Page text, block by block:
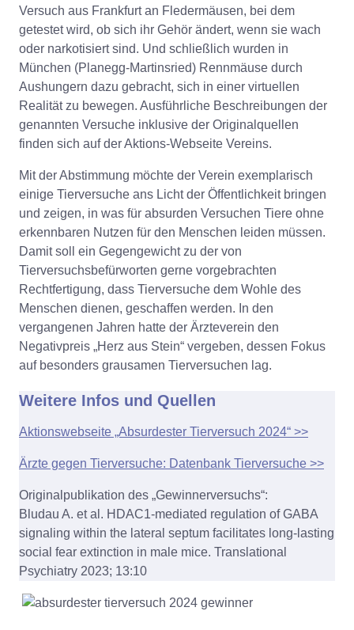
Versuch aus Frankfurt an Fledermäusen, bei dem
getestet wird, ob sich ihr Gehör ändert, wenn sie wach
oder narkotisiert sind. Und schließlich wurden in
München (Planegg-Martinsried) Rennmäuse durch
Aushungern dazu gebracht, sich in einer virtuellen
Realität zu bewegen. Ausführliche Beschreibungen der
genannten Versuche inklusive der Originalquellen
finden sich auf der Aktions-Webseite Vereins.
Mit der Abstimmung möchte der Verein exemplarisch
einige Tierversuche ans Licht der Öffentlichkeit bringen
und zeigen, in was für absurden Versuchen Tiere ohne
erkennbaren Nutzen für den Menschen leiden müssen.
Damit soll ein Gegengewicht zu der von
Tierversuchsbefürworten gerne vorgebrachten
Rechtfertigung, dass Tierversuche dem Wohle des
Menschen dienen, geschaffen werden. In den
vergangenen Jahren hatte der Ärzteverein den
Negativpreis „Herz aus Stein“ vergeben, dessen Fokus
auf besonders grausamen Tierversuchen lag.
Weitere Infos und Quellen
Aktionswebseite „Absurdester Tierversuch 2024“ >>
Ärzte gegen Tierversuche: Datenbank Tierversuche >>
Originalpublikation des „Gewinnerversuchs“:
Bludau A. et al. HDAC1-mediated regulation of GABA
signaling within the lateral septum facilitates long-lasting
social fear extinction in male mice. Translational
Psychiatry 2023; 13:10